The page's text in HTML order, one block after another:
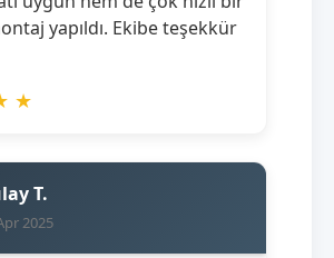
yapıldı. Ekibe teşekkür
★
T.
2025